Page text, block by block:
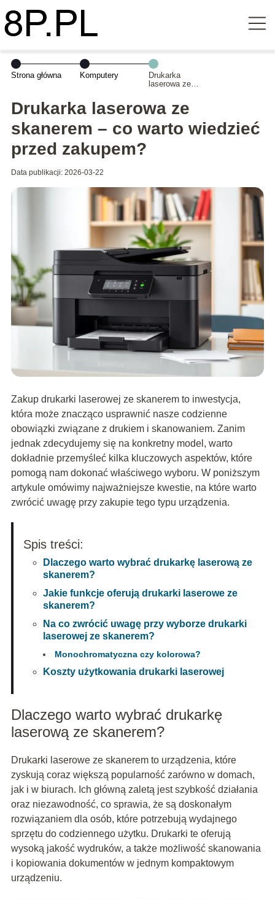
Strona główna Komputery
Drukarka
laserowa ze
przed zakupem?
Drukarka laserowa ze
skanerem – co warto wiedzieć
przed zakupem?
Data publikacji: 2026-03-22
Zakup drukarki laserowej ze skanerem to inwestycja,
która może znacząco usprawnić nasze codzienne
obowiązki związane z drukiem i skanowaniem. Zanim
jednak zdecydujemy się na konkretny model, warto
dokładnie przemyśleć kilka kluczowych aspektów, które
pomogą nam dokonać właściwego wyboru. W poniższym
artykule omówimy najważniejsze kwestie, na które warto
zwrócić uwagę przy zakupie tego typu urządzenia.
Spis treści:
Dlaczego warto wybrać drukarkę laserową ze
skanerem?
Jakie funkcje oferują drukarki laserowe ze
skanerem?
Na co zwrócić uwagę przy wyborze drukarki
laserowej ze skanerem?
Monochromatyczna czy kolorowa?
Koszty użytkowania drukarki laserowej
Dlaczego warto wybrać drukarkę
laserową ze skanerem?
Drukarki laserowe ze skanerem to urządzenia, które
zyskują coraz większą popularność zarówno w domach,
jak i w biurach. Ich główną zaletą jest szybkość działania
oraz niezawodność, co sprawia, że są doskonałym
rozwiązaniem dla osób, które potrzebują wydajnego
sprzętu do codziennego użytku. Drukarki te oferują
wysoką jakość wydruków, a także możliwość skanowania
i kopiowania dokumentów w jednym kompaktowym
urządzeniu.